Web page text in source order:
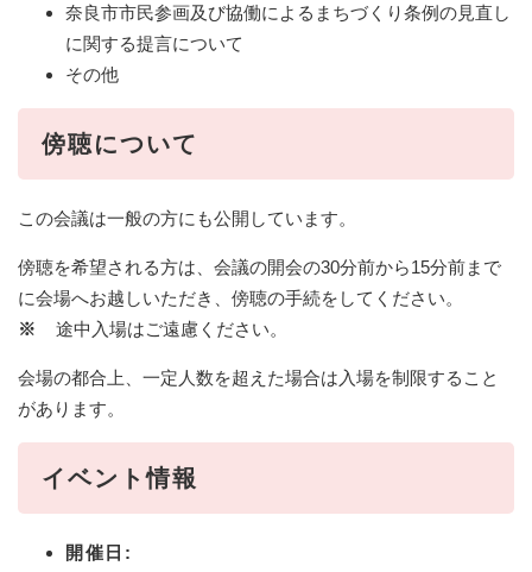
奈良市市民参画及び協働によるまちづくり条例の見直し
に関する提言について
その他
傍聴について
この会議は一般の方にも公開しています。
傍聴を希望される方は、会議の開会の30分前から15分前まで
に会場へお越しいただき、傍聴の手続をしてください。
※
途中入場はご遠慮ください。
会場の都合上、一定人数を超えた場合は入場を制限すること
があります。
イベント情報
開催日: